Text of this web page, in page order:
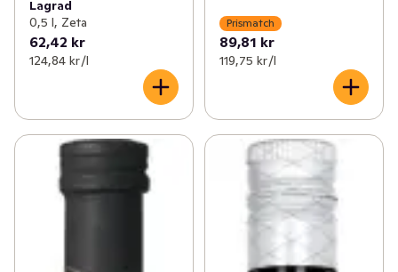
Lagrad
0,5 l, Zeta
62,42 kr
124,84 kr /l
Prismatch
89,81 kr
119,75 kr /l